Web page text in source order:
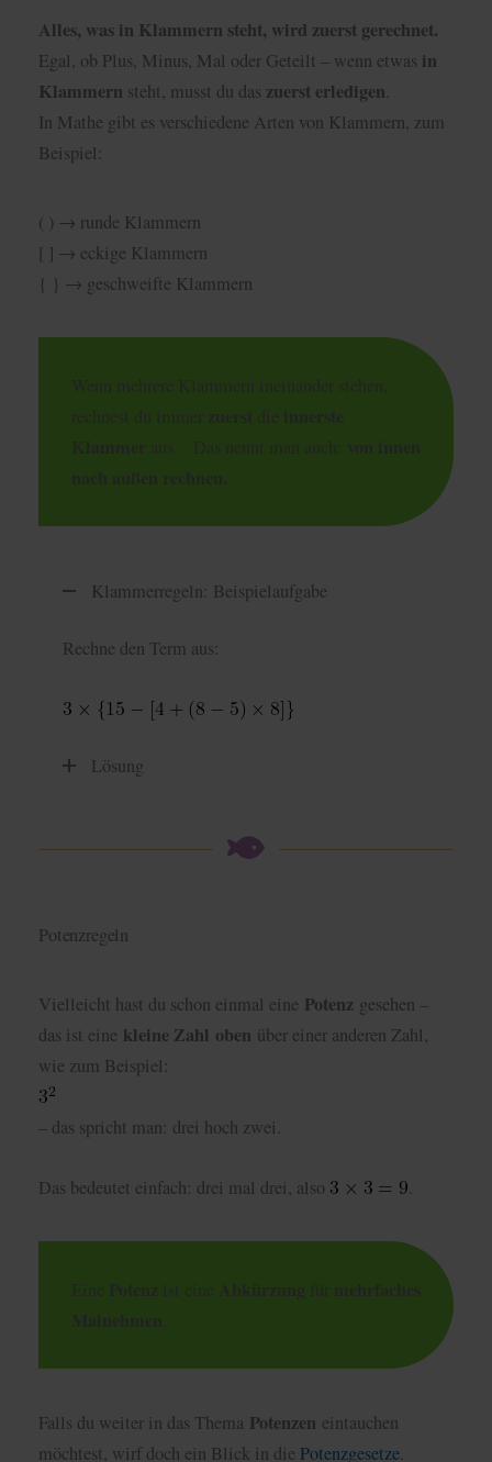
Alles, was in Klammern steht, wird zuerst gerechnet.
Egal, ob Plus, Minus, Mal oder Geteilt – wenn etwas in
Klammern steht, musst du das zuerst erledigen
In Mathe gibt es verschiedene Arten von Klammern, zum
Beispiel:
( ) → runde Klammern
[ ] → eckige Klammern
{ } → geschweifte Klammern
Klammerregeln: Beispielaufgabe
Rechne den Term aus:
Lösung
Potenzregeln
Vielleicht hast du schon einmal eine Potenz gesehen –
das ist eine kleine Zahl oben über einer anderen Zahl,
wie zum Beispiel:
– das spricht man: drei hoch zwei.
Das bedeutet einfach: drei mal drei, also
Falls du weiter in das Thema Potenzen eintauchen
möchtest, wirf doch ein Blick in die Potenzgesetze